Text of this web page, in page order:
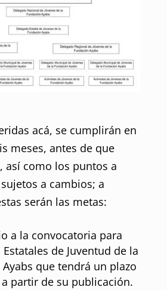
acá, se cumplirán en
meses, antes de que
así como los puntos a
a cambios; a
serán las metas:
a la convocatoria para
de Juventud de la
que tendrá un plazo
partir de su publicación.